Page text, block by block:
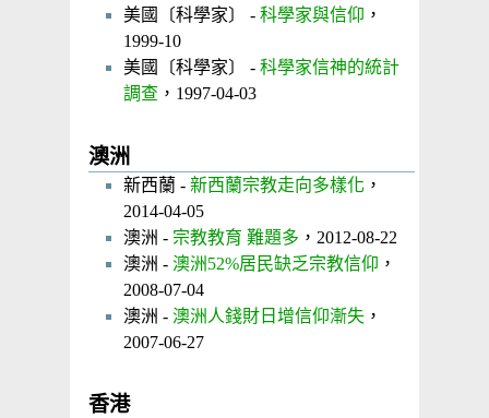
美國〔科學家〕 - 科學家與信仰 ，
1999-10
美國〔科學家〕 - 科學家信神的統計
調查 ，1997-04-03
澳洲
新西蘭 - 新西蘭宗教走向多樣化 ，
2014-04-05
澳洲 - 宗教教育 難題多 ，2012-08-22
澳洲 - 澳洲52%居民缺乏宗教信仰 ，
2008-07-04
澳洲 - 澳洲人錢財日增信仰漸失 ，
2007-06-27
香港